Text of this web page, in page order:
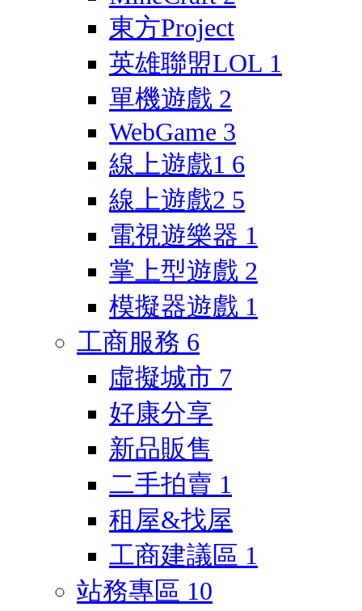
東方Project
英雄聯盟LOL 1
單機遊戲 2
WebGame 3
線上遊戲1 6
線上遊戲2 5
電視遊樂器 1
掌上型遊戲 2
模擬器遊戲 1
工商服務 6
虛擬城市 7
好康分享
新品販售
二手拍賣 1
租屋&找屋
工商建議區 1
站務專區 10